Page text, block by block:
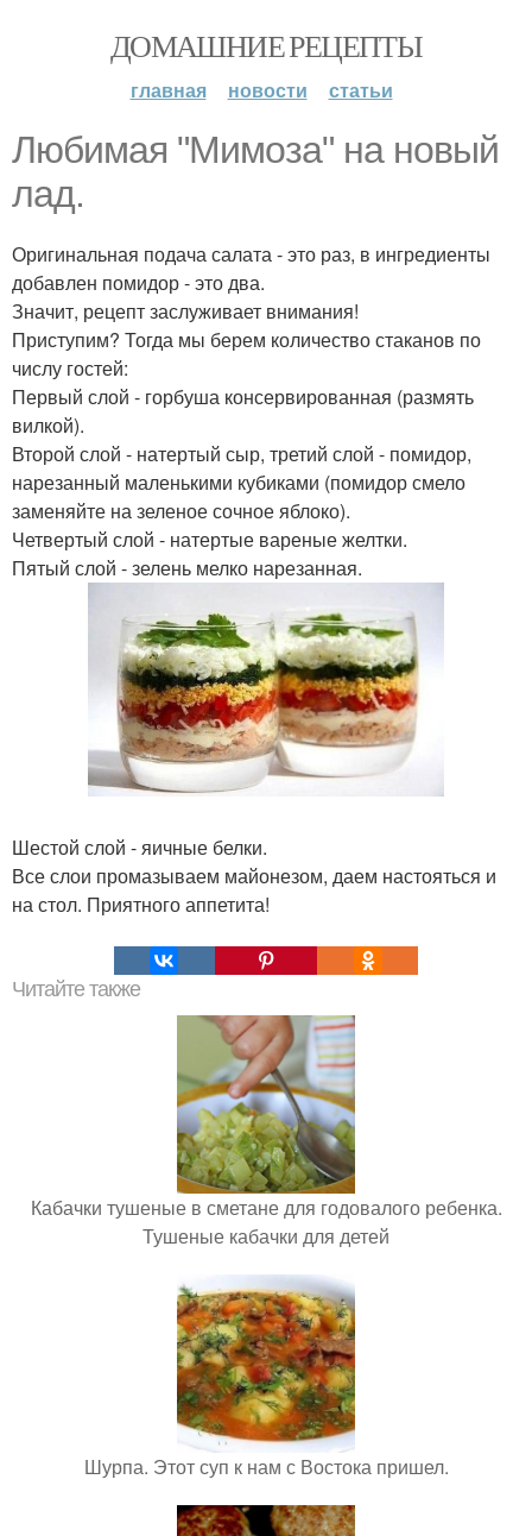
ДОМАШНИЕ РЕЦЕПТЫ
главная новости статьи
Любимая "Мимоза" на новый
лад.
Оригинальная подача салата - это раз, в ингредиенты
добавлен помидор - это два.
Значит, рецепт заслуживает внимания!
Приступим? Тогда мы берем количество стаканов по
числу гостей:
Первый слой - горбуша консервированная (размять
вилкой).
Второй слой - натертый сыр, третий слой - помидор,
нарезанный маленькими кубиками (помидор смело
заменяйте на зеленое сочное яблоко).
Четвертый слой - натертые вареные желтки.
Пятый слой - зелень мелко нарезанная.
Шестой слой - яичные белки.
Все слои промазываем майонезом, даем настояться и
на стол. Приятного аппетита!
Читайте также
Кабачки тушеные в сметане для годовалого ребенка.
Тушеные кабачки для детей
Шурпа. Этот суп к нам с Востока пришел.